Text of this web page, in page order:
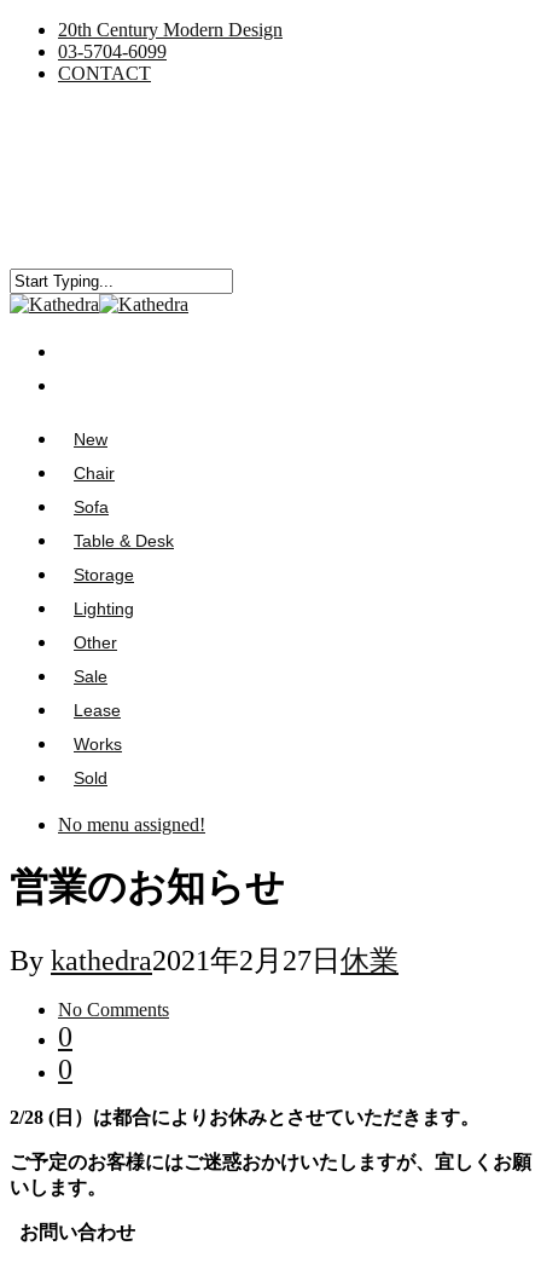
20th Century Modern Design
03-5704-6099
CONTACT
New
Chair
Sofa
Table & Desk
Storage
Lighting
Other
Sale
Lease
Works
Sold
No menu assigned!
営業のお知らせ
By kathedra2021年2月27日 休業
No Comments
0
0
2/28 (日）は都合によりお休みとさせていただきます。
ご予定のお客様にはご迷惑おかけいたしますが、宜しくお願
いします。
お問い合わせ